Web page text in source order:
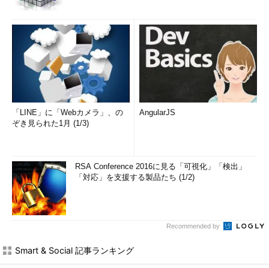
「LINE」に「Webカメラ」、の
ぞき見られた1月 (1/3)
AngularJS
RSA Conference 2016に見る「可視化」「検出」
「対応」を支援する製品たち (1/2)
Recommended by
Smart & Social 記事ランキング